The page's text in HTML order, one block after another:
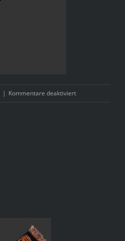
| Kommentare deaktiviertfür
Schal-